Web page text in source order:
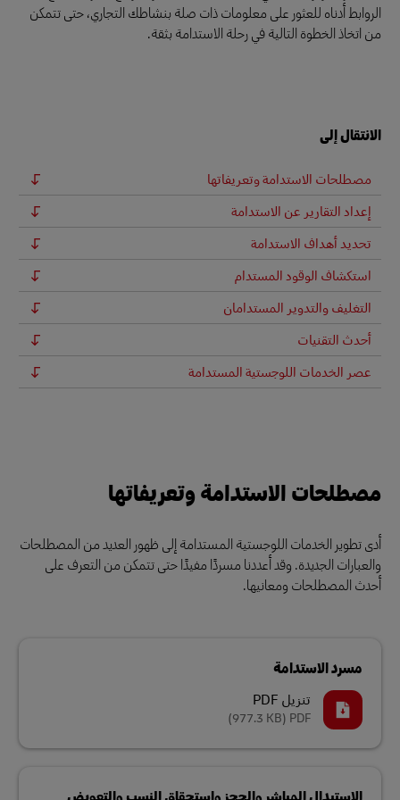
الروابط أدناه للعثور على معلومات ذات صلة بنشاطك التجاري، حتى تتمكن
من اتخاذ الخطوة التالية في رحلة الاستدامة بثقة.
الانتقال إلى
مصطلحات الاستدامة وتعريفاتها
إعداد التقارير عن الاستدامة
تحديد أهداف الاستدامة
استكشاف الوقود المستدام
التغليف والتدوير المستدامان
أحدث التقنيات
عصر الخدمات اللوجستية المستدامة
مصطلحات الاستدامة وتعريفاتها
أدى تطوير الخدمات اللوجستية المستدامة إلى ظهور العديد من المصطلحات
والعبارات الجديدة. وقد أعددنا مسردًا مفيدًا حتى تتمكن من التعرف على
أحدث المصطلحات ومعانيها.
مسرد الاستدامة
تنزيل PDF
PDF
(977.3 KB)